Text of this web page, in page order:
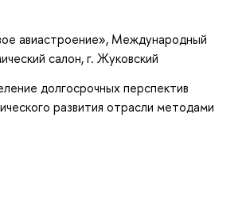
авиастроение», Международный
салон, г. Жуковский
долгосрочных перспектив
развития отрасли методами